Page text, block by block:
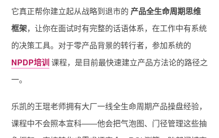
它真正帮你建立起从战略到退市的 产品全生命周期思维
框架，让你在面试时有完整的话语体系，在工作中有系统
的决策工具。对于零产品背景的转行者，参加系统的
NPDP培训课程，是目前最快速建立产品方法论的路径之
一。
乐凯的王琨老师拥有大厂一线全生命周期产品操盘经验，
课程中不会照本宣科——他会把气泡图、门径管理这些抽